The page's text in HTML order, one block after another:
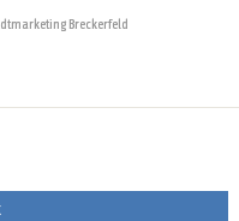
Breckerfeld